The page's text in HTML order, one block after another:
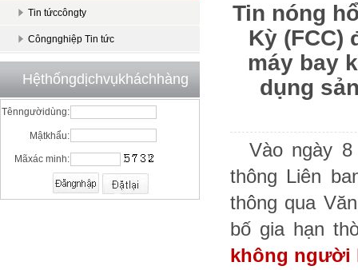
Tin tứccôngty
Côngnghiệp Tin tức
Hệthốngdịchvụkháchhàng
Tênngườidùng:
Mậtkhẩu:
Mãxác minh:
Tin nóng
Kỳ (FCC)
máy bay
dụng
Vào ngày
thông Liên
thông qua
bố gia hạn
không người